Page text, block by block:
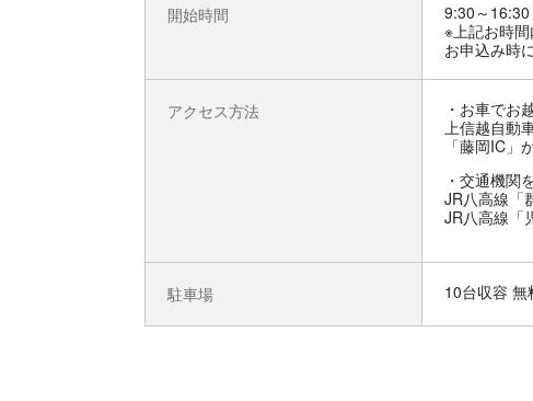
開始時間
9:30～16:30
※上記お時間
お申込み時
アクセス方法
お車でお
上信越自動
「藤岡IC」
交通機関
JR八高線「
JR八高線「
駐車場 10台収容